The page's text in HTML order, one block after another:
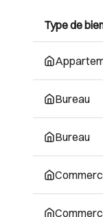
Type de
Bureau
Bureau